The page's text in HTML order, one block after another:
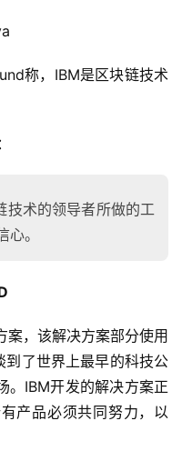
称，IBM是区块链技术
技术的领导者所做的工
。
，该解决方案部分使用
了世界上最早的科技公
。IBM开发的解决方案正
产品必须共同努力，以